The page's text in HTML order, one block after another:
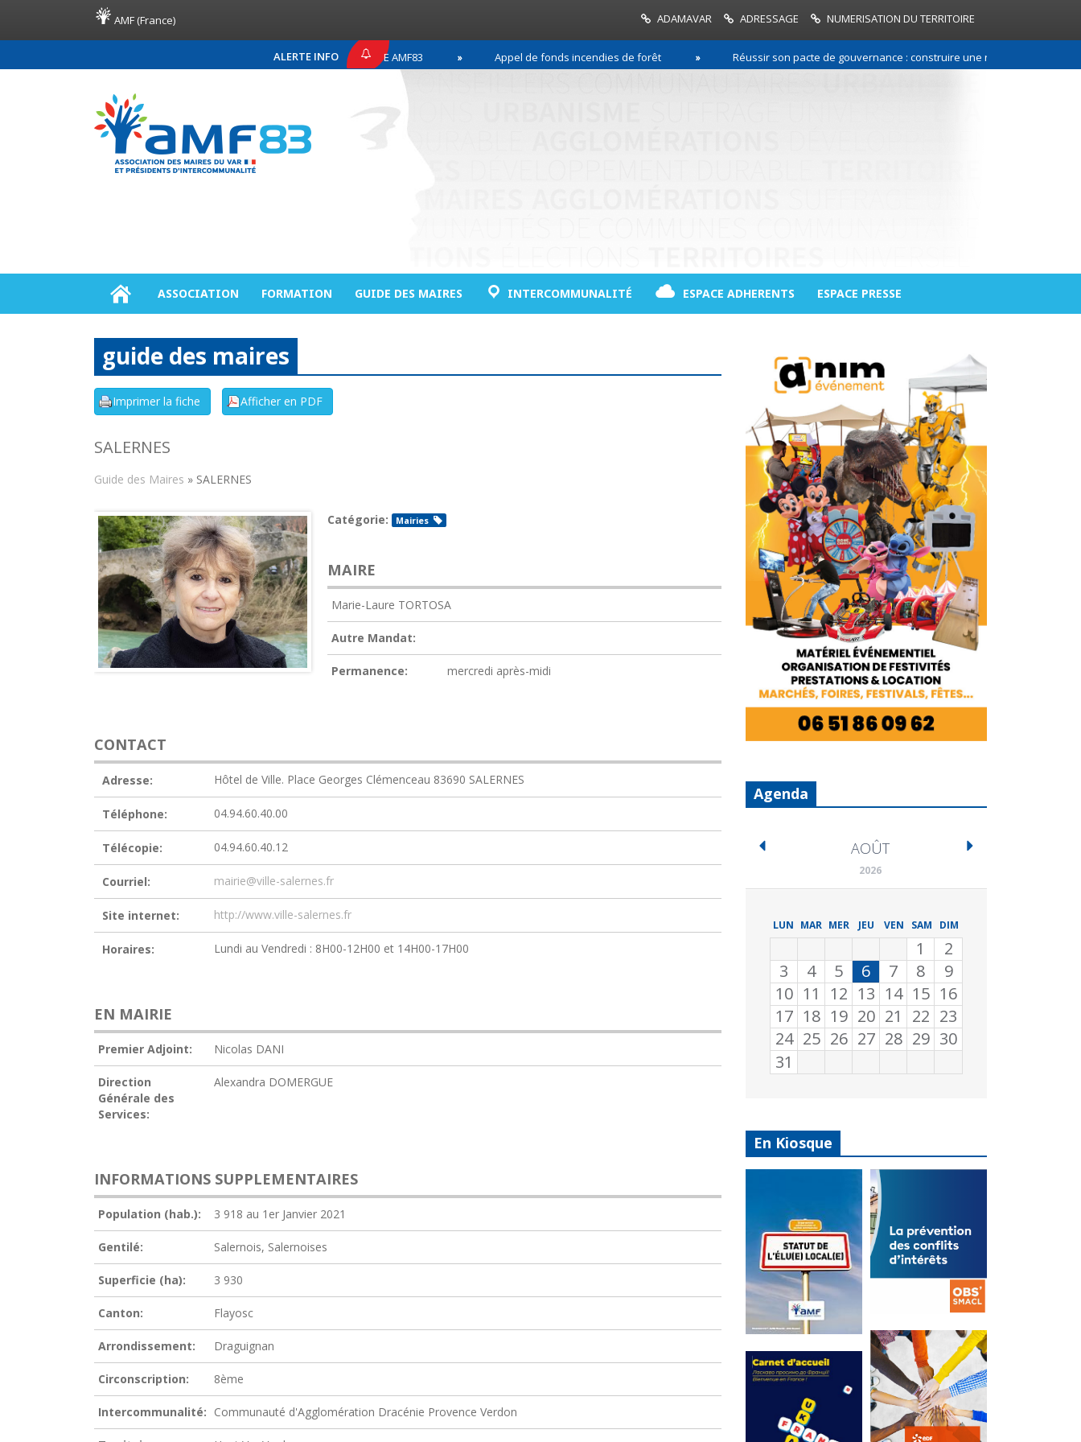
AMF (France) ADAMAVAR ADRESSAGE NUMERISATION DU TERRITOIRE
ALERTE INFO
COMMUNIQUÉ DE PRESSE AMF83 Appel de fonds incendies de forêt Réussir son pacte de gouvernance : construire une relation de confiance
ASSOCIATION FORMATION GUIDE DES MAIRES INTERCOMMUNALITÉ ESPACE ADHERENTS ESPACE PRESSE
guide des maires
SALERNES
Guide des Maires » SALERNES
Catégorie: Mairies
MAIRE
Marie-Laure TORTOSA
Autre Mandat:
Permanence: mercredi après-midi
CONTACT
Adresse: Hôtel de Ville. Place Georges Clémenceau 83690 SALERNES
Téléphone: 04.94.60.40.00
Télécopie: 04.94.60.40.12
Courriel: mairie@ville-salernes.fr
Site internet: http://www.ville-salernes.fr
Horaires: Lundi au Vendredi : 8H00-12H00 et 14H00-17H00
EN MAIRIE
Premier Adjoint: Nicolas DANI
Direction
Générale des
Services:
Alexandra DOMERGUE
INFORMATIONS SUPPLEMENTAIRES
Population (hab.): 3 918 au 1er Janvier 2021
Gentilé: Salernois, Salernoises
Superficie (ha): 3 930
Canton: Flayosc
Arrondissement: Draguignan
Circonscription: 8ème
Intercommunalité: Communauté d'Agglomération Dracénie Provence Verdon
Agenda
AOÛT
2026
LUN MAR MER JEU VEN SAM DIM
1
2
3
4 5 6 7 8
9
10 11 12 13 14 15 16
17 18 19 20 21 22 23
24 25 26 27 28 29 30
31
En Kiosque
Statut de
l’élu local
Mise à jour avril
2024
La
prévention
des conflits
d’intérêts
18 septembre 2023
FEUILLETER